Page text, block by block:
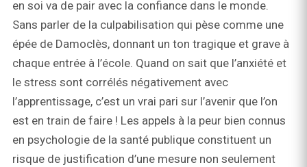
en soi va de pair avec la confiance dans le monde.
Sans parler de la culpabilisation qui pèse comme une
épée de Damoclès, donnant un ton tragique et grave à
chaque entrée à l’école. Quand on sait que l’anxiété et
le stress sont corrélés négativement avec
l’apprentissage, c’est un vrai pari sur l’avenir que l’on
est en train de faire ! Les appels à la peur bien connus
en psychologie de la santé publique constituent un
risque de justification d’une mesure non seulement